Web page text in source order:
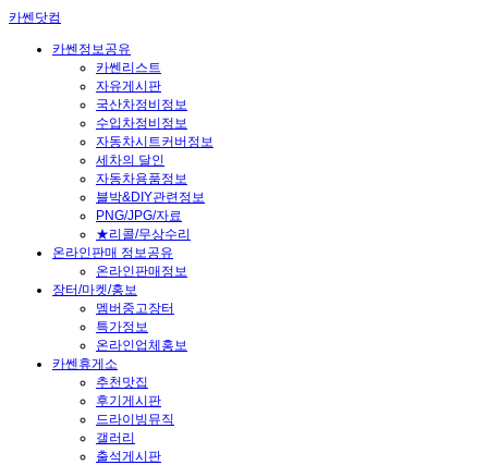
카쎈닷컴
카쎈정보공유
카쎈리스트
자유게시판
국산차정비정보
수입차정비정보
자동차시트커버정보
세차의 달인
자동차용품정보
블박&DIY관련정보
PNG/JPG/자료
★리콜/무상수리
온라인판매 정보공유
온라인판매정보
장터/마켓/홍보
멤버중고장터
특가정보
온라인업체홍보
카쎈휴게소
추천맛집
후기게시판
드라이빙뮤직
갤러리
출석게시판